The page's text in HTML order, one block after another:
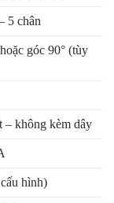
5 chân
góc 90° (tùy
– không kèm dây
hình)